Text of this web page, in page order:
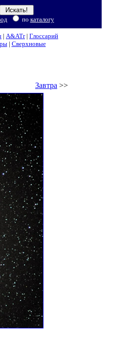
по каталогу
| A&ATr| Глоссарий
| Сверхновые
Завтра >>